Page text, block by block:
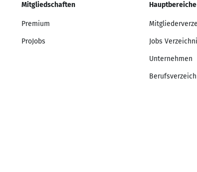
Mitgliedschaften
Premium
ProJobs
Hauptbereiche
Jobs
Unternehmen